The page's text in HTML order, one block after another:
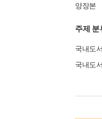
양장본
주제 분
국내도
국내도